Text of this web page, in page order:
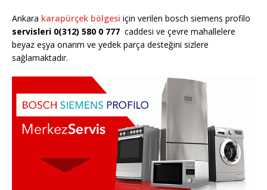
Ankara karapürçek bölgesi için verilen bosch siemens profilo
servisleri 0(312) 580 0 777 caddesi ve çevre mahallelere
beyaz eşya onarım ve yedek parça desteğini sizlere
sağlamaktadır.